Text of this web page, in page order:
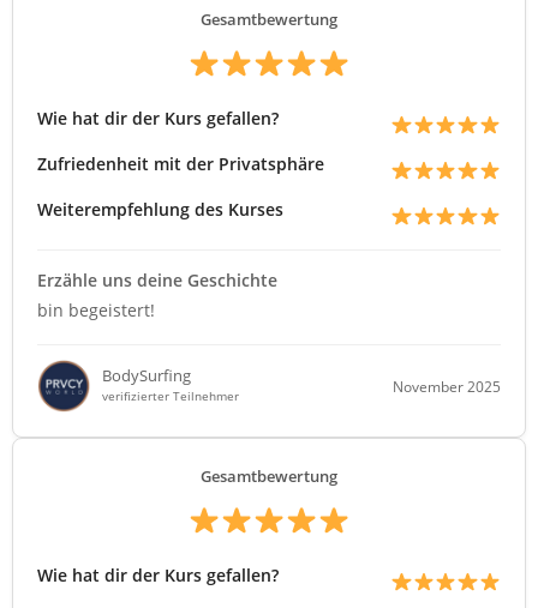
Gesamtbewertung
Wie hat dir der Kurs gefallen?
Zufriedenheit mit der Privatsphäre
Weiterempfehlung des Kurses
Erzähle uns deine Geschichte
bin begeistert!
BodySurfing
verifizierter Teilnehmer
November 2025
Gesamtbewertung
Wie hat dir der Kurs gefallen?